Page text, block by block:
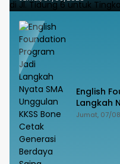
English
Langkah
Bone
Jumat, 07/